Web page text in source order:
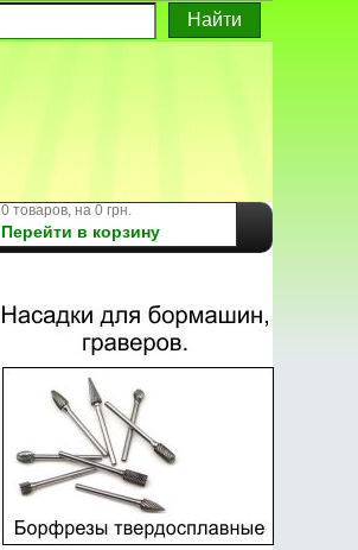
0 товаров, на 0 грн.
Перейти в корзину